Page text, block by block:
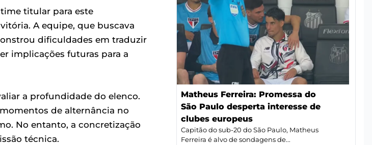
titular para este
A equipe, que buscava
dificuldades em traduzir
implicações futuras para a
a profundidade do elenco.
de alternância no
No entanto, a concretização
técnica.
Matheus Ferreira: Promessa do
São Paulo desperta interesse de
clubes europeus
Capitão do sub-20 do São Paulo, Matheus
Ferreira é alvo de sondagens de...